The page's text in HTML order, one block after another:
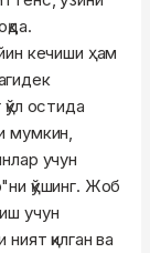
кечиши ҳам
остида
мумкин,
учун
қўшинг. Жоб
учун
қилган ва